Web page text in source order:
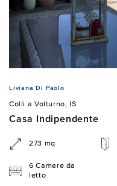
Liviana Di Paolo
Colli a Volturno, IS
Casa Indipendente
273 mq
6 Camere da
letto